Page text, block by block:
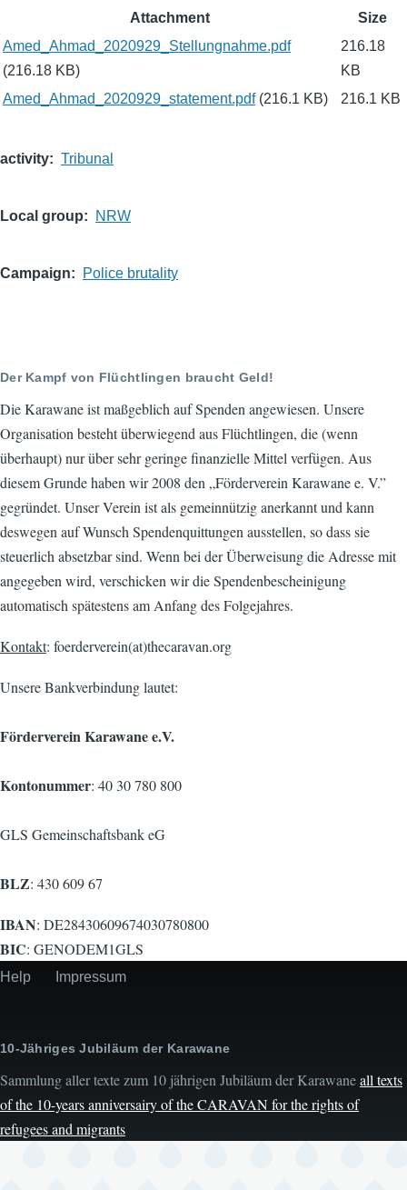
attachments
Attachment
Size
Amed_Ahmad_2020929_Stellungnahme.pdf
(216.18 KB)
216.18
KB
Amed_Ahmad_2020929_statement.pdf (216.1 KB) 216.1 KB
activity Tribunal
Local group NRW
Campaign Police brutality
Der Kampf von Flüchtlingen braucht Geld!
Die Karawane ist maßgeblich auf Spenden angewiesen. Unsere
Organisation besteht überwiegend aus Flüchtlingen, die (wenn
überhaupt) nur über sehr geringe finanzielle Mittel verfügen. Aus
diesem Grunde haben wir 2008 den „Förderverein Karawane e. V.”
gegründet. Unser Verein ist als gemeinnützig anerkannt und kann
deswegen auf Wunsch Spendenquittungen ausstellen, so dass sie
steuerlich absetzbar sind. Wenn bei der Überweisung die Adresse mit
angegeben wird, verschicken wir die Spendenbescheinigung
automatisch spätestens am Anfang des Folgejahres.
Kontakt: foerderverein(at)thecaravan.org
Unsere Bankverbindung lautet:
Förderverein Karawane e.V.
Kontonummer: 40 30 780 800
GLS Gemeinschaftsbank eG
BLZ: 430 609 67
IBAN: DE28430609674030780800
BIC: GENODEM1GLS
Secondary
Help Impressum
10-Jähriges Jubiläum der Karawane
Sammlung aller texte zum 10 jährigen Jubiläum der Karawaneall texts
of the 10-years anniversairy of the CARAVAN for the rights of
refugees and migrants